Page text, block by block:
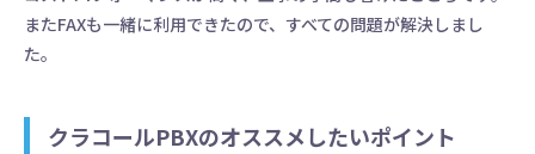
またFAXも一緒に利用できたので、すべての問題が解決しまし
た。
クラコールPBXのオススメしたいポイント